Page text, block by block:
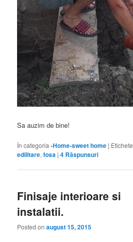
Sa auzim de bine!
În categoria -Home-sweet home | Etichete
edilitare,fosa |4 Răspunsuri
Finisaje interioare si
instalatii.
Posted onaugust 15, 2015